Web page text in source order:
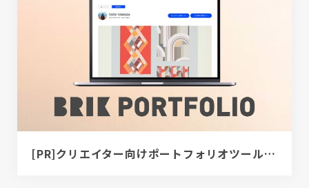
[PR]クリエイター向けポートフォリオツール｜BRIK PORTFOLIO